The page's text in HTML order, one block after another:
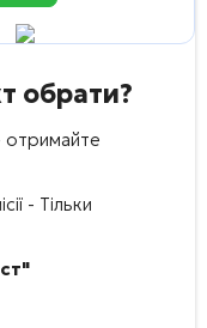
обрати?
отримайте
- Тільки